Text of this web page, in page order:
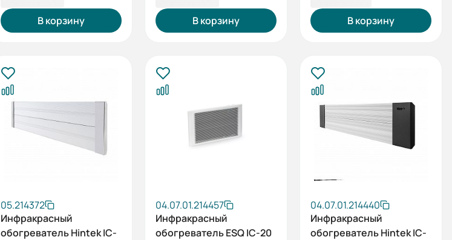
В корзину В корзину В корзину
05.214372
Инфракрасный
обогреватель Hintek IC-
04.07.01.214457
Инфракрасный
обогреватель ESQ IC-20
04.07.01.214440
Инфракрасный
обогреватель Hintek IC-